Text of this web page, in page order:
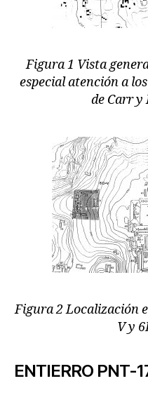
Figura 1 Vista
especial atención a
de Carr y
Figura 2 Localización
V y
ENTIERRO PNT-